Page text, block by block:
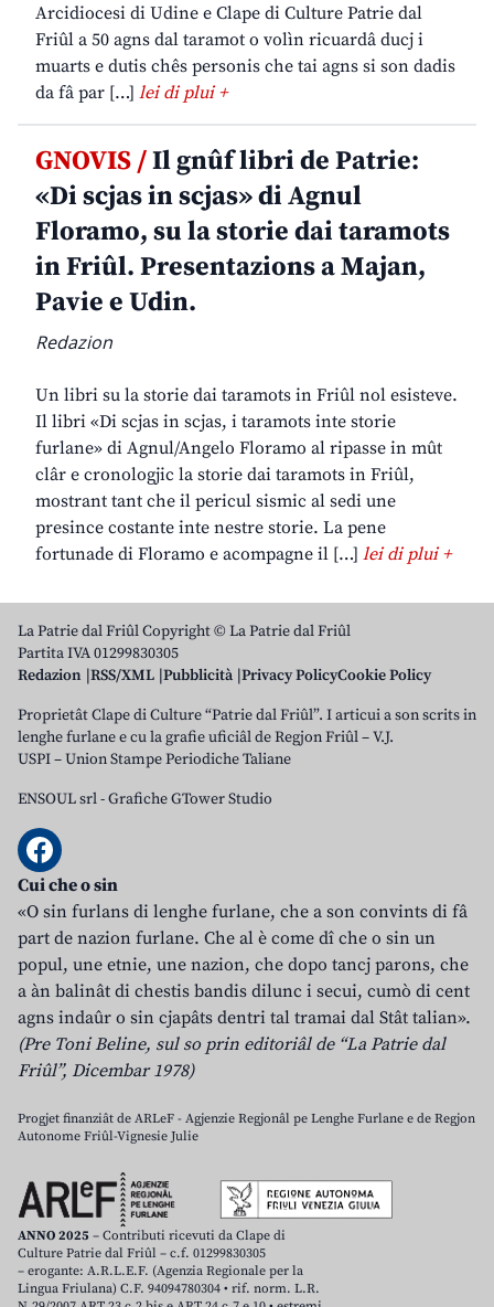
Arcidiocesi di Udine e Clape di Culture Patrie dal
Friûl a 50 agns dal taramot o volìn ricuardâ ducj i
muarts e dutis chês personis che tai agns si son dadis
da fâ par […] lei di plui +
GNOVIS /Il gnûf libri de Patrie:
«Di scjas in scjas» di Agnul
Floramo, su la storie dai taramots
in Friûl. Presentazions a Majan,
Pavie e Udin.
Redazion
Un libri su la storie dai taramots in Friûl nol esisteve.
Il libri «Di scjas in scjas, i taramots inte storie
furlane» di Agnul/Angelo Floramo al ripasse in mût
clâr e cronologjic la storie dai taramots in Friûl,
mostrant tant che il pericul sismic al sedi une
presince costante inte nestre storie. La pene
fortunade di Floramo e acompagne il […] lei di plui +
La Patrie dal Friûl Copyright © La Patrie dal Friûl
Partita IVA 01299830305
Redazion RSS/XML Pubblicità Privacy PolicyCookie Policy
Proprietât Clape di Culture “Patrie dal Friûl”. I articui a son scrits in
lenghe furlane e cu la grafie uficiâl de Regjon Friûl – V.J.
USPI – Union Stampe Periodiche Taliane
ENSOUL srl-Grafiche GTower Studio
Cui che o sin
«O sin furlans di lenghe furlane, che a son convints di fâ
part de nazion furlane. Che al è come dî che o sin un
popul, une etnie, une nazion, che dopo tancj parons, che
a àn balinât di chestis bandis dilunc i secui, cumò di cent
agns indaûr o sin cjapâts dentri tal tramai dal Stât talian».
(Pre Toni Beline, sul so prin editoriâl de “La Patrie dal
Friûl”, Dicembar 1978)
Progjet finanziât de ARLeF - Agjenzie Regjonâl pe Lenghe Furlane e de Regjon
Autonome Friûl-Vignesie Julie
ANNO 2025 – Contributi ricevuti da Clape di
Culture Patrie dal Friûl – c.f. 01299830305
– erogante: A.R.L.E.F. (Agenzia Regionale per la
Lingua Friulana) C.F. 94094780304 • rif. norm. L.R.